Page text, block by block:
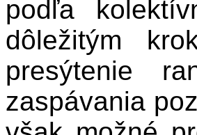
podľa
dôležitým
presýtenie
zaspávania